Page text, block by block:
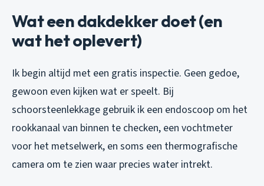
Wat een dakdekker doet (en
wat het oplevert)
Ik begin altijd met een gratis inspectie. Geen gedoe,
gewoon even kijken wat er speelt. Bij
schoorsteenlekkage gebruik ik een endoscoop om het
rookkanaal van binnen te checken, een vochtmeter
voor het metselwerk, en soms een thermografische
camera om te zien waar precies water intrekt.